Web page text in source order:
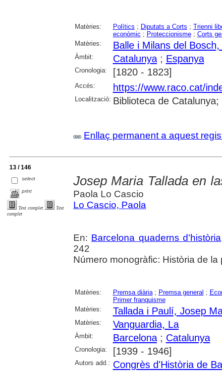
Matèries: Polítics ; Diputats a Corts ; Trienni
econòmic ; Proteccionisme; Corts
Matèries:
Balle i Milans del Bosch,
Àmbit: Catalunya; Espanya
Cronologia: [1820 - 1823]
Accés: https://www.raco.cat/
Localització: Biblioteca de
Enllaç permanent a aquest
13 / 146
select
print
Text complet
Text
complet
Josep Maria Tallada en
Paola Lo Cascio
Lo Cascio, Paola
En: Barcelona quaderns d'història
242
Número monogràfic: Història de
Matèries: Premsa diària; Premsa general ;
Primer franquisme
Matèries:
Tallada i Paulí, Josep
Matèries: Vanguardia, La
Àmbit: Barcelona; Catalunya
Cronologia: [1939 - 1946]
Autors add.: Congrès d'Història de